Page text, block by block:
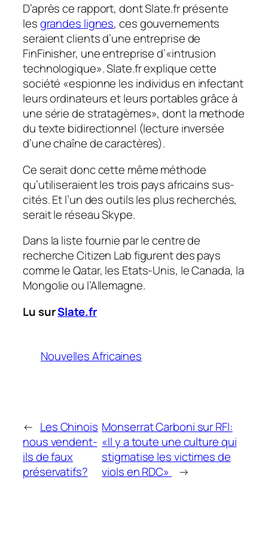
D’après ce rapport, dont Slate.fr présente
lesgrandes lignes, ces gouvernements
seraient clients d’une entreprise de
FinFinisher, une entreprise d’«intrusion
technologique». Slate.fr explique cette
société «espionne les individus en infectant
leurs ordinateurs et leurs portables grâce à
une série de stratagèmes», dont la methode
du texte bidirectionnel (lecture inversée
d’une chaîne de caractères).
Ce serait donc cette même méthode
qu’utiliseraient les trois pays africains sus-
cités. Et l’un des outils les plus recherchés,
serait le réseau Skype.
Dans la liste fournie par le centre de
recherche Citizen Lab figurent des pays
comme le Qatar, les Etats-Unis, le Canada, la
Mongolie ou l’Allemagne.
Lu surSlate.fr
Nouvelles Africaines
← Les Chinois
nous vendent-
ils de faux
préservatifs?
Monserrat Carboni sur RFI:
«Il y a toute une culture qui
stigmatise les victimes de
viols en RDC»
→